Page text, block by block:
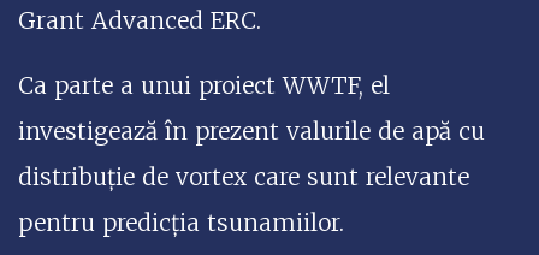
Grant Advanced ERC.
Ca parte a unui proiect WWTF, el
investigează în prezent valurile de apă cu
distribuție de vortex care sunt relevante
pentru predicția tsunamiilor.